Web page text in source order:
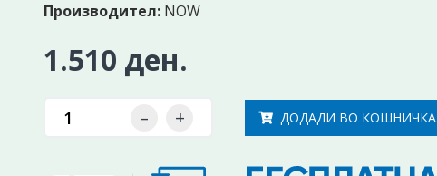
Производител: NOW
1.510 ден.
– + ДОДАДИ ВО КОШНИЧКА